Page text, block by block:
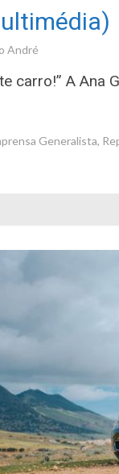
André
carro!” A Ana
Generalista,